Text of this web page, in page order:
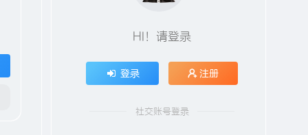
HI！请登录
登录 注册
社交账号登录